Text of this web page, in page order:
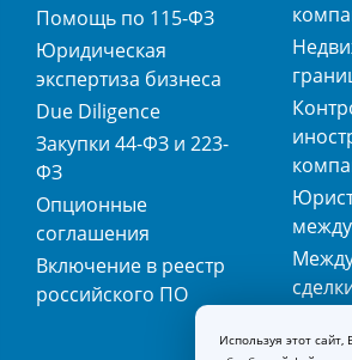
Помощь по 115-ФЗ
Юридическая
экспертиза бизнеса
Due Diligence
Закупки 44-ФЗ и 223-
ФЗ
Опционные
соглашения
Включение в реестр
российского ПО
Используя этот